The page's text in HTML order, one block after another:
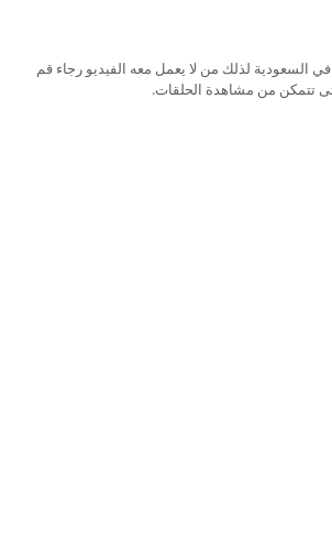
تم حظر سيرفر Ok.ru في السعودية لذلك من لا يعمل معه الفيديو رجاء قم